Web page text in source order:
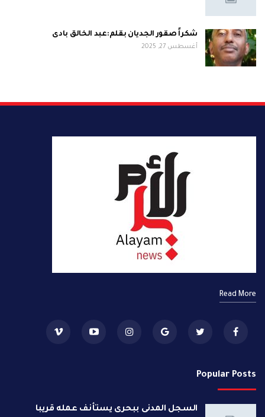
شكراً صقور الجديان بقلم:عبد الخالق بادى
أغسطس 27, 2025
Read More
Popular Posts
السجل المدنى ببحرى يستأنف عمله قريبا